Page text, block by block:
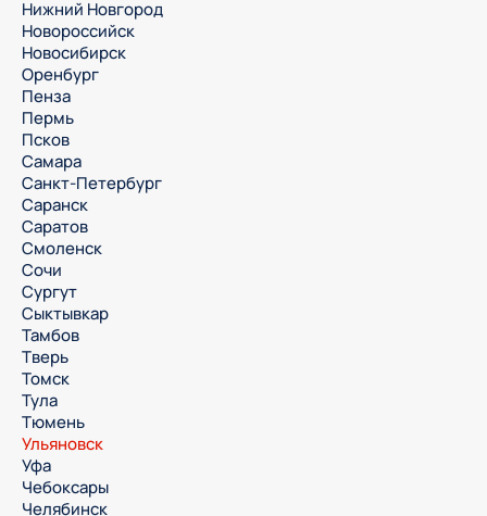
Нижний Новгород
Новороссийск
Новосибирск
Оренбург
Пенза
Пермь
Псков
Самара
Санкт-Петербург
Саранск
Саратов
Смоленск
Сочи
Сургут
Сыктывкар
Тамбов
Тверь
Томск
Тула
Тюмень
Ульяновск
Уфа
Чебоксары
Челябинск